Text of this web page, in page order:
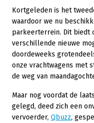
Kortgeleden is het
waardoor we nu
parkeerterrein. Dit biedt
verschillende nieuwe
doordeweeks
onze vrachtwagens met
de weg van
Maar nog voordat de
gelegd, deed zich een
vervoerder, Qbuzz,